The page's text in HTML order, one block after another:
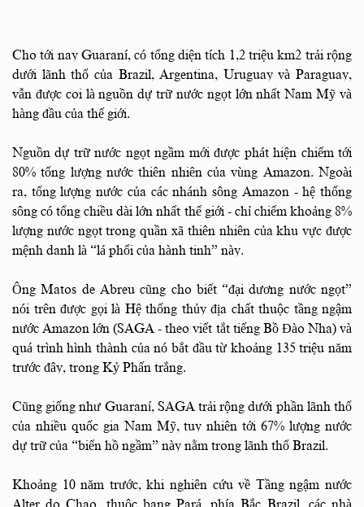
Cho tới nay Guaraní, có tổng diện tích 1,2 triệu km2 trải rộng
dưới lãnh thổ của Brazil, Argentina, Uruguay và Paraguay,
vẫn được coi là nguồn dự trữ nước ngọt lớn nhất Nam Mỹ và
hàng đầu của thế giới.
Nguồn dự trữ nước ngọt ngầm mới được phát hiện chiếm tới
80% tổng lượng nước thiên nhiên của vùng Amazon. Ngoài
ra, tổng lượng nước của các nhánh sông Amazon - hệ thống
sông có tổng chiều dài lớn nhất thế giới - chỉ chiếm khoảng 8%
lượng nước ngọt trong quần xã thiên nhiên của khu vực được
mệnh danh là “lá phổi của hành tinh” này.
Ông Matos de Abreu cũng cho biết “đại dương nước ngọt”
nói trên được gọi là Hệ thống thủy địa chất thuộc tầng ngậm
nước Amazon lớn (SAGA - theo viết tắt tiếng Bồ Đào Nha) và
quá trình hình thành của nó bắt đầu từ khoảng 135 triệu năm
trước đây, trong Kỷ Phấn trắng.
Cũng giống như Guaraní, SAGA trải rộng dưới phần lãnh thổ
của nhiều quốc gia Nam Mỹ, tuy nhiên tới 67% lượng nước
dự trữ của “biển hồ ngầm” này nằm trong lãnh thổ Brazil.
Khoảng 10 năm trước, khi nghiên cứu về Tầng ngậm nước